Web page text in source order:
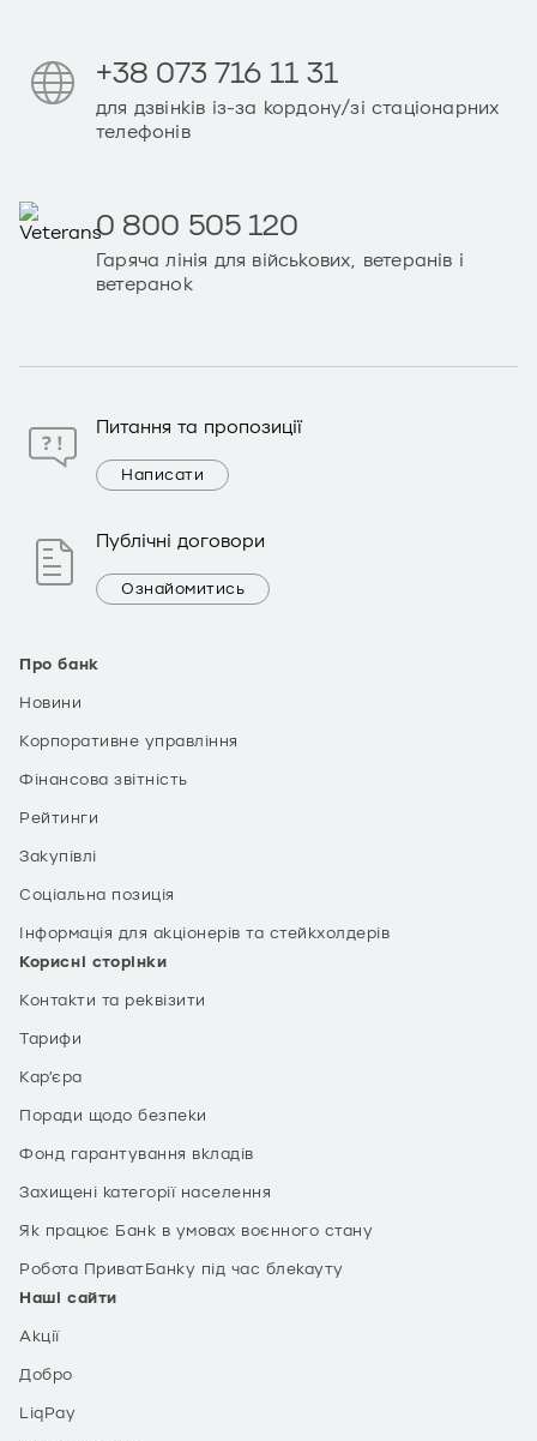
Про банк
Новини
Корпоративне управління
Фінансова звітність
Рейтинги
Закупівлі
Соціальна позиція
Інформація для акціонерів та стейкхолдерів
Корисні сторінки
Контакти та реквізити
Тарифи
Кар’єра
Поради щодо безпеки
Фонд гарантування вкладів
Захищені категорії населення
Як працює Банк в умовах воєнного стану
Робота ПриватБанку під час блекауту
Наші сайти
Акції
Добро
LiqPay
+38 073 716 11 31
для дзвінків із-за кордону/зі стаціонарних
телефонів
0 800 505 120
Гаряча лінія для військових, ветеранів і
ветеранок
Питання та пропозиції
Написати
Публічні договори
Ознайомитись